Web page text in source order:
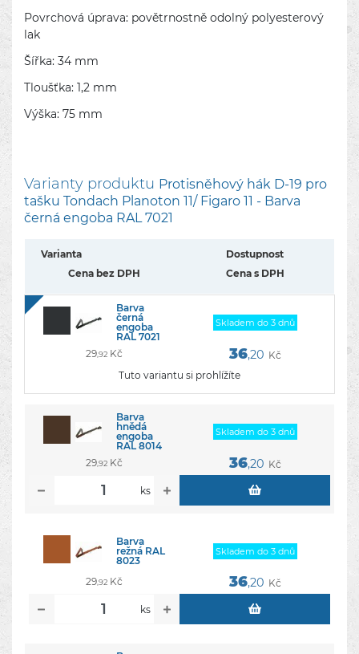
Povrchová úprava: povětrnostně odolný polyesterový
lak
Šířka: 34 mm
Tloušťka: 1,2 mm
Výška: 75 mm
Varianty produktu Protisněhový hák D-19 pro
tašku Tondach Planoton 11/ Figaro 11 - Barva
černá engoba RAL 7021
Varianta
Dostupnost
Cena bez DPH
Cena s DPH
Barva
černá
engoba
RAL 7021
Skladem do 3 dnů
29,92 Kč 36,20 Kč
Tuto variantu si prohlížíte
Barva
hnědá
engoba
RAL 8014
Skladem do 3 dnů
29,92 Kč 36,20 Kč
ks
Barva
režná RAL
8023
Skladem do 3 dnů
29,92 Kč 36,20 Kč
ks